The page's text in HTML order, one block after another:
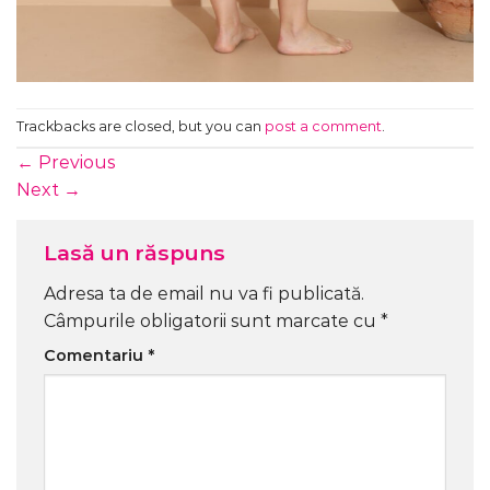
Trackbacks are closed, but you can post a comment.
← Previous
Next →
Lasă un răspuns
Adresa ta de email nu va fi publicată.
Câmpurile obligatorii sunt marcate cu *
Comentariu *